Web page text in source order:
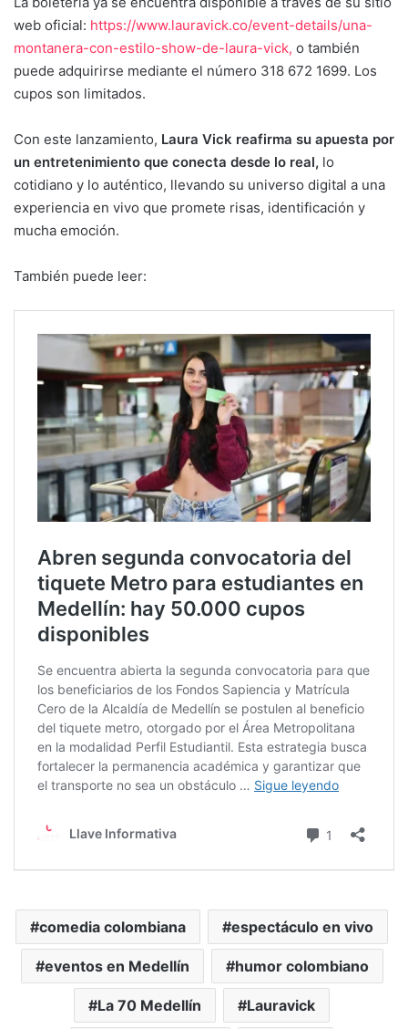
web oficial: https://www.lauravick.co/event-details/una-
montanera-con-estilo-show-de-laura-vick, o también
puede adquirirse mediante el número 318 672 1699. Los
cupos son limitados.
Con este lanzamiento, Laura Vick reafirma su apuesta por
un entretenimiento que conecta desde lo real, lo
cotidiano y lo auténtico, llevando su universo digital a una
experiencia en vivo que promete risas, identificación y
mucha emoción.
También puede leer:
comedia colombiana espectáculo en vivo
eventos en Medellín humor colombiano
La 70 Medellín Lauravick